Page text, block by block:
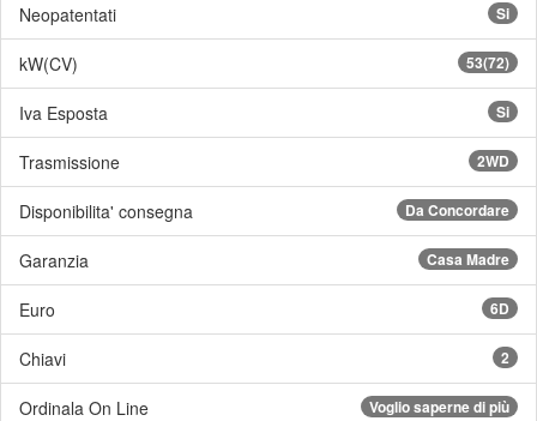
Si
Neopatentati
53(72)
kW(CV)
Si
Iva Esposta
2WD
Trasmissione
Da Concordare
Disponibilita' consegna
Casa Madre
Garanzia
6D
Euro
2
Chiavi
Voglio saperne di più
Ordinala On Line